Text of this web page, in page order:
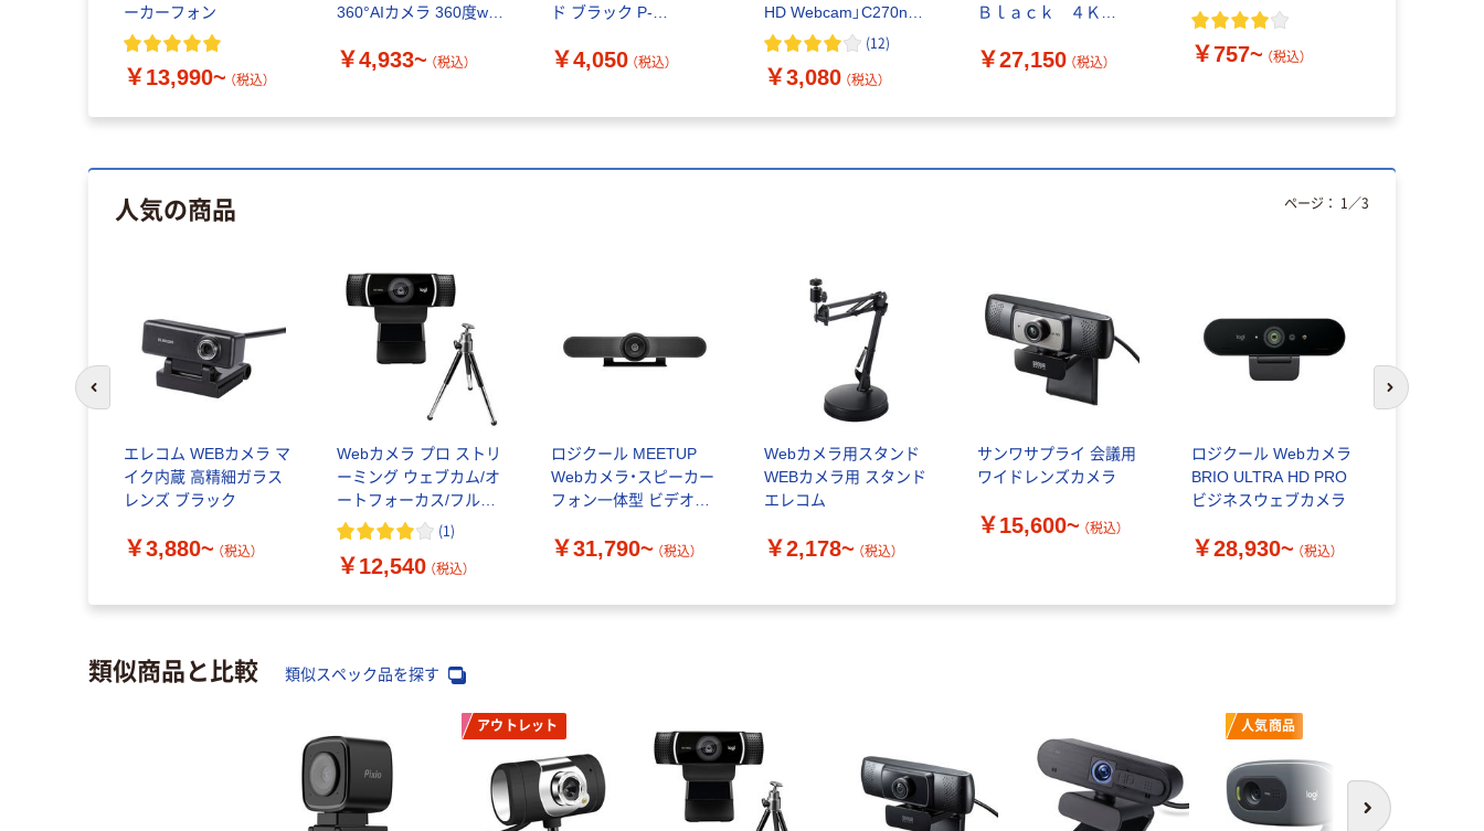
ーカーフォン
￥13,990~ （税込）
360°AIカメラ 360度web
￥4,933~ （税込）
ド ブラック P-
1個
￥4,050 （税込）
HD Webcam」C270n
マイク内蔵/HD 720p対
(12)
￥3,080 （税込）
Ｂｌａｃｋ ４Ｋ
￥27,150 （税込） ￥757~ （税込）
人気の商品
エレコム WEBカメラ マ
イク内蔵 高精細ガラス
レンズ ブラック
￥3,880~ （税込）
Webカメラ プロ ストリ
ーミング ウェブカム/オ
ートフォーカス/フル
HD/マイク内蔵/C922n 1
(1)
￥12,540 （税込）
ロジクール MEETUP
Webカメラ・スピーカー
フォン一体型 ビデオ会
￥31,790~ （税込）
Webカメラ用スタンド
WEBカメラ用 スタンド
エレコム
￥2,178~ （税込）
サンワサプライ 会議用
ワイドレンズカメラ
￥15,600~ （税込）
ロジクール Webカメラ
BRIO ULTRA HD PRO
ビジネスウェブカメラ
￥28,930~ （税込）
ページ： 1 ／3
前のスライドへ 次のスライド
類似商品と比較 類似スペック品を探す
次へ
アウトレット 人気商品